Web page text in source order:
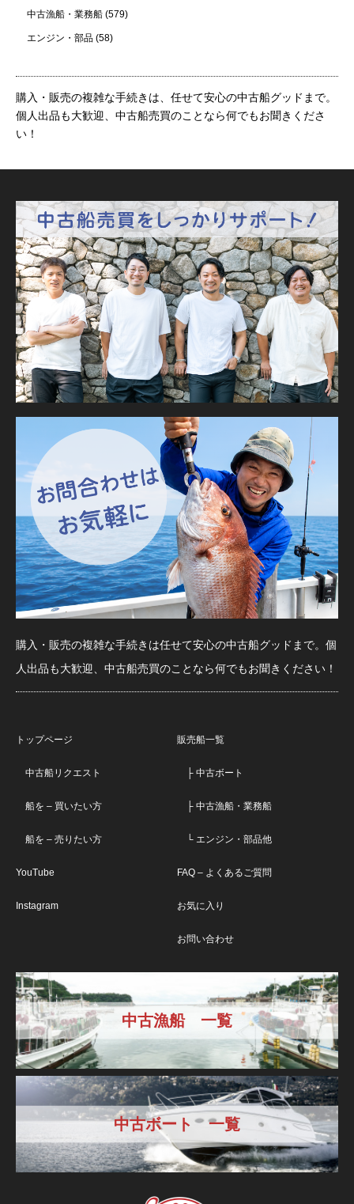
中古漁船・業務船 (579)
エンジン・部品 (58)
購入・販売の複雑な手続きは、任せて安心の中古船グッドまで。
個人出品も大歓迎、中古船売買のことなら何でもお聞きくださ
い！
購入・販売の複雑な手続きは任せて安心の中古船グッドまで。個
人出品も大歓迎、中古船売買のことなら何でもお聞きください！
トップページ
中古船リクエスト
船を – 買いたい方
船を – 売りたい方
YouTube
Instagram
販売船一覧
├ 中古ボート
├ 中古漁船・業務船
└ エンジン・部品他
FAQ – よくあるご質問
お気に入り
お問い合わせ
中古漁船 一覧
中古ボート 一覧